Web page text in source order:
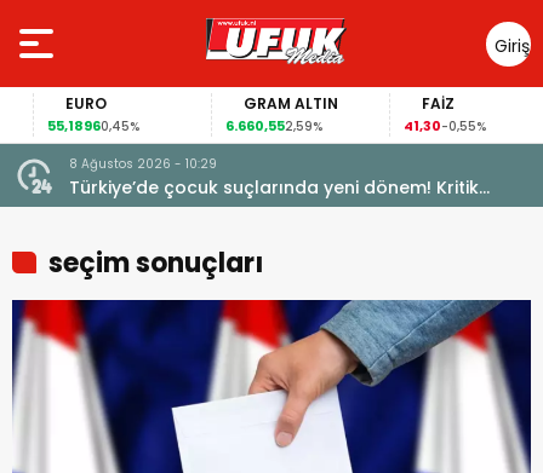
Giriş
Yap
EURO
55,18960,45%
GRAM ALTIN
6.660,552,59%
FAİZ
41,30-0,55%
8 Ağustos 2026 - 10:29
Türkiye’de çocuk suçlarında yeni dönem! Kritik
maddeler kabul edildi
seçim sonuçları